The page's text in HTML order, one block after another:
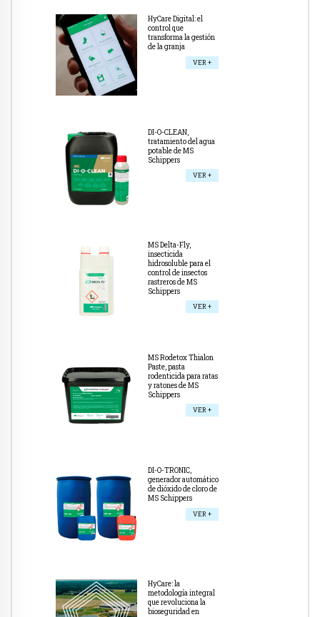
HyCare Digital: el
control que
transforma la gestión
de la granja
VER +
DI-O-CLEAN,
tratamiento del agua
potable de MS
Schippers
VER +
MS Delta-Fly,
insecticida
hidrosoluble para el
control de insectos
rastreros de MS
Schippers
VER +
MS Rodetox Thialon
Paste, pasta
rodenticida para ratas
y ratones de MS
Schippers
VER +
DI-O-TRONIC,
generador automático
de dióxido de cloro de
MS Schippers
VER +
HyCare: la
metodología integral
que revoluciona la
bioseguridad en